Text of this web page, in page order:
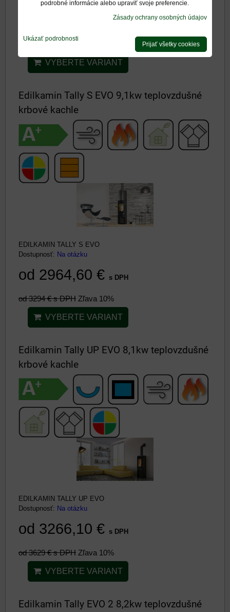
od 3975 €
VYBERTE VARIANT
Edilkamin Tally S EVO 9,1kw teplovzdušné
krbové kachle
EDILKAMIN TALLY S EVO
Dostupnosť: Na otázku
od 2964,60 € s DPH
od 3294 €s DPH Zľava 10%
VYBERTE VARIANT
Edilkamin Tally UP EVO 8,1kw teplovzdušné
krbové kachle
EDILKAMIN TALLY UP EVO
Dostupnosť: Na otázku
od 3266,10 € s DPH
od 3629 €s DPH Zľava 10%
VYBERTE VARIANT
Edilkamin Tally EVO 2 8,2kw teplovzdušné
podrobné informácie alebo upraviť svoje preferencie.
Zásady ochrany osobných údajov
Ukázať podrobnosti
Prijať všetky cookies